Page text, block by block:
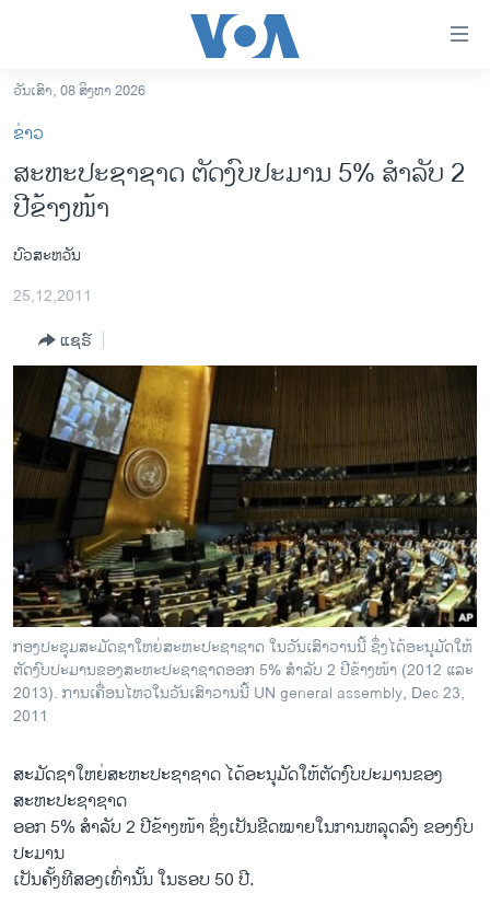
ເຂົ້າ
ຫາ
ຂ້າມ
ຂ້າມ
ຫາ
ຊອກ
ຄົ້ນ
ອາເມຣິກາ
ໂລກ
ເອເຊຍ
ອິດສະຫຼະພາບດ້ານການຂ່າວ
ຊີວິດຊາວລາວ
ຊຸມຊົນຊາວລາວ
ວິທະຍາສາດ-ເທັກໂນໂລຈີ
ທຸລະກິດ
ພາສາອັງກິດ
ວີດີໂອ
ສຽງ
ລາຍການກະຈາຍສຽງ
ຕິດຕາມພວກເຮົາ ທີ່
ພາສາຕ່າງໆ
ວັນເສົາ, 08 ສິງຫາ 2026
ຂ່າວ
ສະຫະປະຊາຊາດ ຕັດງົບປະມານ 5% ສໍາລັບ 2
ປີຂ້າງໜ້າ
ບົວສະຫວັນ
25,12,2011
ແຊຣ໌
ກອງປະຊຸມສະມັດຊາ​ໃຫຍ່​ສະຫະ​ປະຊາ​ຊາດ ​ໃນ​ວັນ​ເສົາ​ວານ​ນີ້ ຊຶ່ງໄດ້​ອະນຸມັດ​ໃຫ້
ຕັດ​ງົບປະມານຂອງ​ສະຫະ​ປະຊາ​ຊາດອອກ 5% ສໍາລັບ 2 ປີ​ຂ້າງ​ໜ້າ (2012 ແລະ
2013). ການ​​ເຄື່ອນ​ໄຫວໃນ​ວັນ​ເສົາ​ວານ​ນີ້ UN general assembly, Dec 23,
2011
ສະມັດຊາ​ໃຫຍ່​ສະຫະ​ປະຊາ​ຊາດ ​ໄດ້​ອະນຸມັດ​ໃຫ້ຕັດ​ງົບປະມານຂອງ​
ສະຫະ​ປະຊາ​ຊາດ
ອອກ 5% ສໍາລັບ 2 ປີ​ຂ້າງ​ໜ້າ ຊຶ່ງ​ເປັນ​ຂີດໝາຍ​ໃນການ​ຫລຸດ​ລົງ ຂອງງົບ
ປະມານ
ເປັນຄັ້ງທີ​ສອງ​ເທົ່າ​ນັ້ນ ​ໃນຮອບ 50 ປີ.